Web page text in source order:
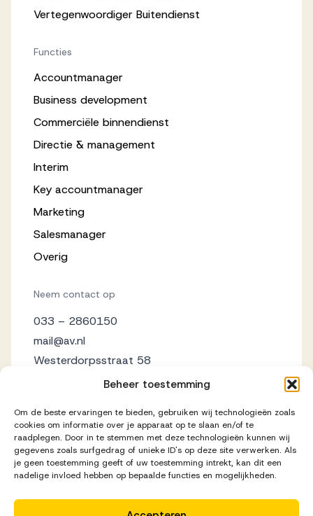
Beheer toestemming
Om de beste ervaringen te bieden, gebruiken wij technologieën zoals
cookies om informatie over je apparaat op te slaan en/of te
raadplegen. Door in te stemmen met deze technologieën kunnen wij
gegevens zoals surfgedrag of unieke ID's op deze site verwerken. Als
je geen toestemming geeft of uw toestemming intrekt, kan dit een
nadelige invloed hebben op bepaalde functies en mogelijkheden.
Vertegenwoordiger Buitendienst
Functies
Accountmanager
Business development
Commerciële binnendienst
Directie & management
Interim
Key accountmanager
Marketing
Salesmanager
Overig
Neem contact op
033 – 2860150
mail@av.nl
Westerdorpsstraat 58
3871 AZ Hoevelaken